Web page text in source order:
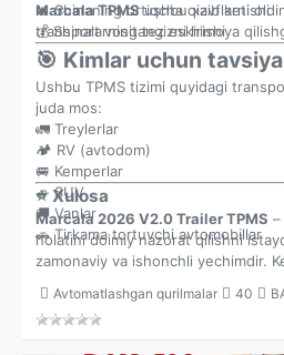
🔥 Shinaning ortiqcha qizib ketishi
💰 Shinalarning tez eskirishi
Marcala TPMSushbu xavflarni
transport vositangizni himoya
🎯 Kimlar uchun
Ushbu TPMS tizimi quyidagi
juda mos:
🚛 Treylerlar
🏕️ RV (avtodom)
🚐 Kemperlar
🚙 SUV
🚚 Vanlar
🚗 Tirkama tortuvchi avtomobillar
⭐ Xulosa
Marcala 2026 V2.0 Trailer TPMS
holatini doimiy nazorat qilishni
zamonaviy va ishonchli yechimdir.
va 6 xil ogohlantirish tizimi bilan
sayohatlaringizni yanada xavfsiz
Avtomatlashgan qurilmalar 40